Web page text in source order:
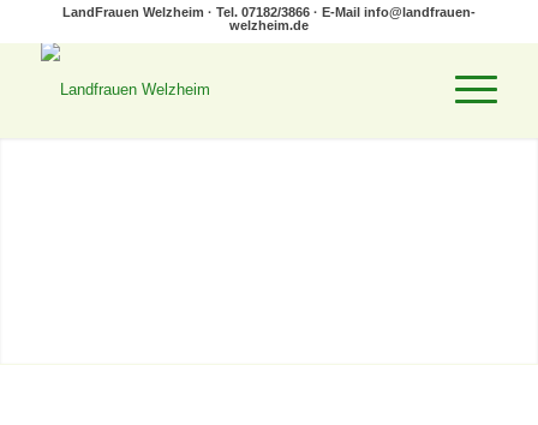
LandFrauen Welzheim · Tel. 07182/3866 · E-Mail info@landfrauen-
welzheim.de